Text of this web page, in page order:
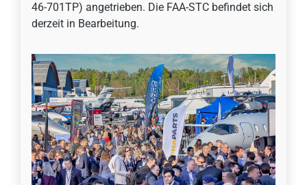
46-701TP) angetrieben. Die FAA-STC befindet sich
derzeit in Bearbeitung.